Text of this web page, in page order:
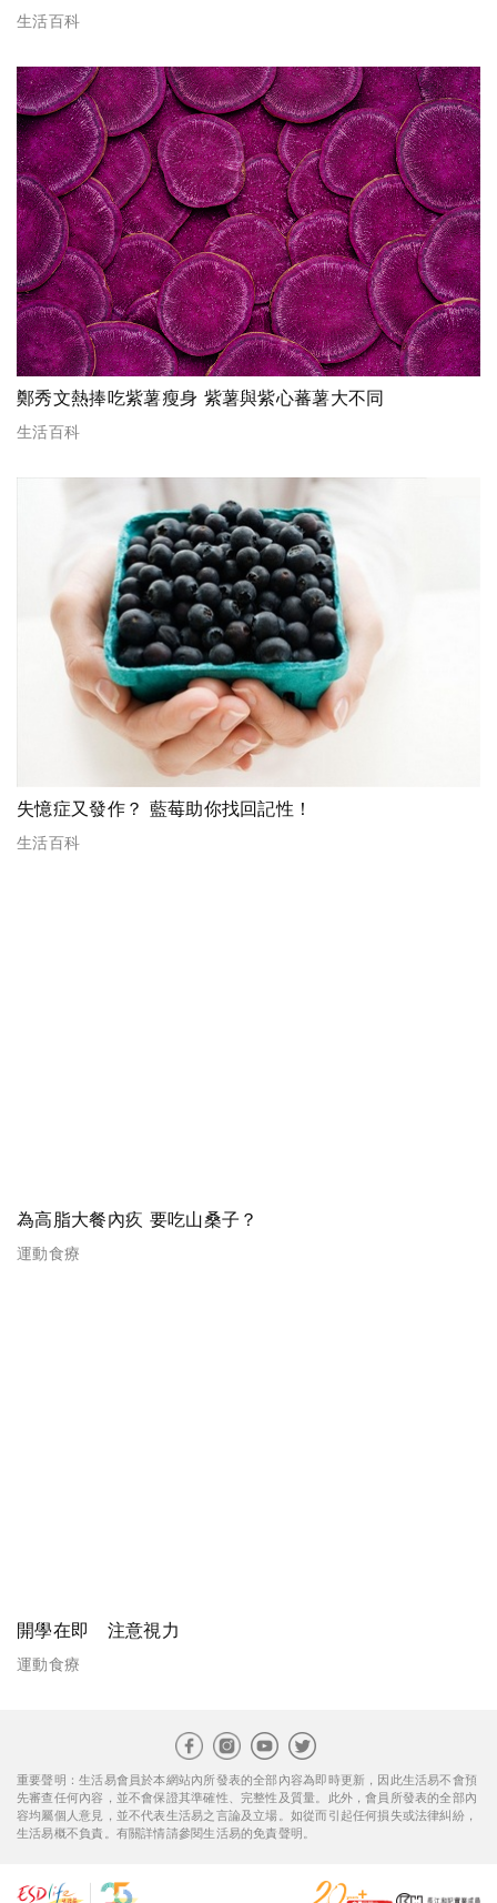
生活百科
鄭秀文熱捧吃紫薯瘦身 紫薯與紫心蕃薯大不同
生活百科
失憶症又發作？ 藍莓助你找回記性！
生活百科
為高脂大餐內疚 要吃山桑子？
運動食療
開學在即 注意視力
運動食療
重要聲明：生活易會員於本網站內所發表的全部內容為即時更新，因此生活易不會預
先審查任何內容，並不會保證其準確性、完整性及質量。此外，會員所發表的全部內
容均屬個人意見，並不代表生活易之言論及立場。如從而引起任何損失或法律糾紛，
生活易概不負責。有關詳情請參閱生活易的免責聲明。